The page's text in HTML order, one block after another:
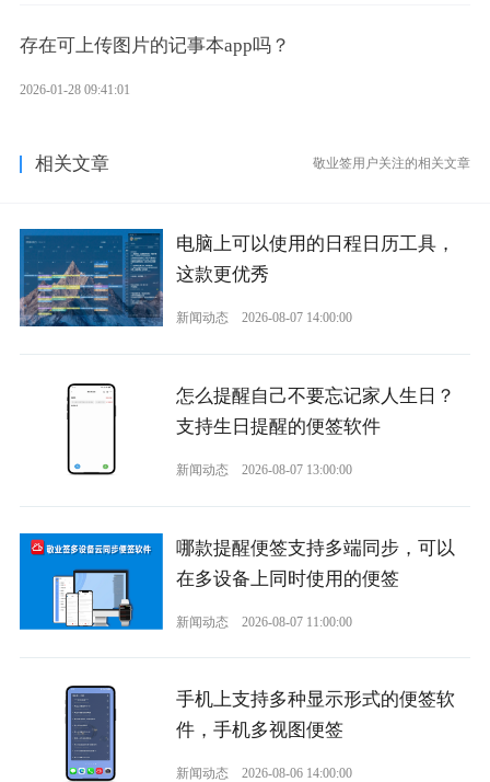
存在可上传图片的记事本app吗？
2026-01-28 09:41:01
相关文章 敬业签用户关注的相关文章
电脑上可以使用的日程日历工具，
这款更优秀
新闻动态 2026-08-07 14:00:00
怎么提醒自己不要忘记家人生日？
支持生日提醒的便签软件
新闻动态 2026-08-07 13:00:00
哪款提醒便签支持多端同步，可以
在多设备上同时使用的便签
新闻动态 2026-08-07 11:00:00
手机上支持多种显示形式的便签软
件，手机多视图便签
新闻动态 2026-08-06 14:00:00